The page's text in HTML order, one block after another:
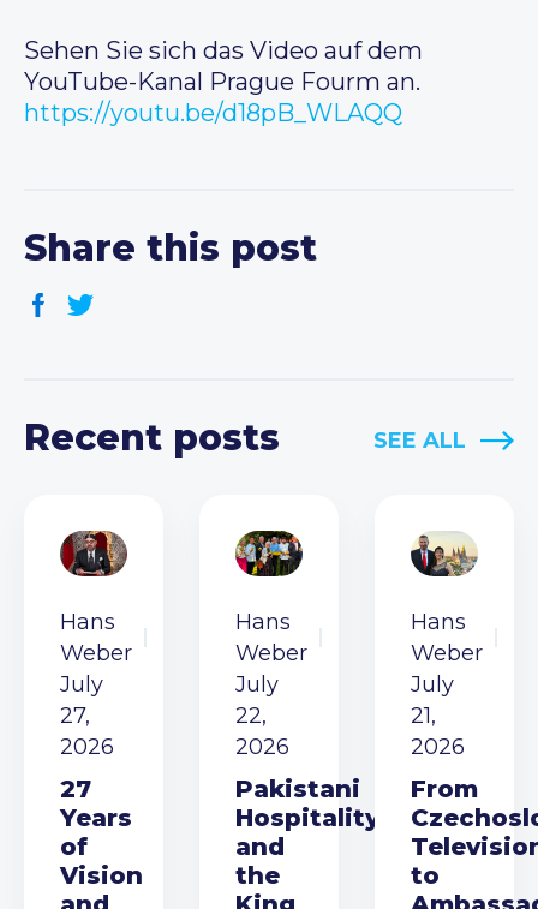
Sehen Sie sich das Video auf dem
YouTube-Kanal Prague Fourm an.
https://youtu.be/d18pB_WLAQQ
Share this post
Recent posts SEE ALL
Hans
Weber
July
27,
2026
27
Years
of
Vision
Hans
Weber
July
22,
2026
Pakistani
Hospitality
and
the
Hans
Weber
July
21,
2026
From
to